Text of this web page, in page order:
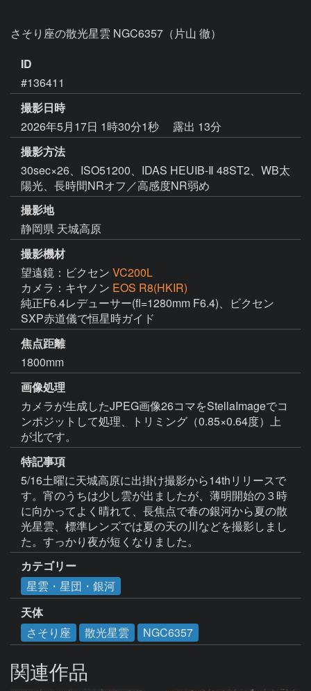
さそり座の散光星雲 NGC6357（片山 徹）
ID
#136411
撮影日時
2026年5月17日 1時30分1秒
露出 13分
撮影方法
30sec×26、ISO51200、IDAS HEUIB-Ⅱ 48ST2、WB太
陽光、長時間NRオフ／高感度NR弱め
撮影地
静岡県 天城高原
撮影機材
望遠鏡：ビクセン VC200L
カメラ：キヤノン EOS R8(HKIR)
純正F6.4レデューサー(fl=1280mm F6.4)、ビクセン
SXP赤道儀で恒星時ガイド
焦点距離
1800mm
画像処理
カメラが生成したJPEG画像26コマをStellaImageでコ
ンポジットして処理、トリミング（0.85×0.64度）上
が北です。
特記事項
5/16土曜に天城高原に出掛け撮影から14thリリースで
す。宵のうちは少し雲が出ましたが、薄明開始の３時
に向かってよく晴れて、長焦点で春の銀河から夏の散
光星雲、標準レンズでは夏の天の川などを撮影しまし
た。すっかり夜が短くなりました。
カテゴリー
星雲・星団・銀河
天体
さそり座
散光星雲 NGC6357
関連作品